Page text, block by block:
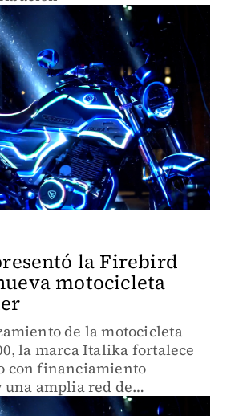
la Firebird
motocicleta
de la motocicleta
la marca Italika fortalece
con financiamiento
una amplia red de